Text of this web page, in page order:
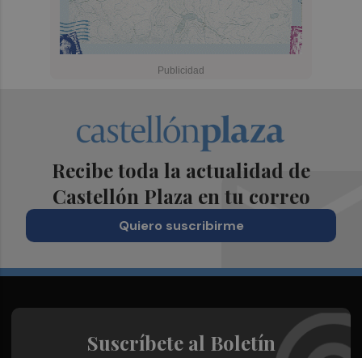
Recibe toda la actualidad de
Castellón Plaza en tu correo
Quiero suscribirme
Suscríbete al Boletín